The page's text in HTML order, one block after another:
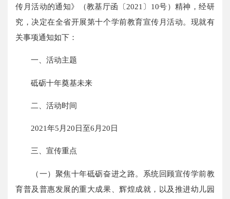
传月活动的通知》（教基厅函〔2021〕10号）精神，经研
究，决定在全省开展第十个学前教育宣传月活动。现就有
关事项通知如下：
一、活动主题
砥砺十年奠基未来
二、活动时间
2021年5月20日至6月20日
三、宣传重点
（一）聚焦十年砥砺奋进之路。系统回顾宣传学前教
育普及普惠发展的重大成果、辉煌成就，以及推进幼儿园